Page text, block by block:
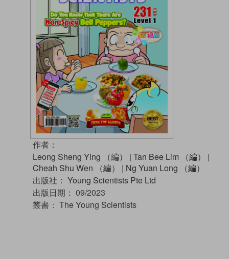
作者：
Leong Sheng Ying （編）
| Tan Bee Lim （編）
|
Cheah Shu Wen （編）
| Ng Yuan Long （編）
出版社： Young Scientists Pte Ltd
出版日期： 09/2023
叢書： The Young Scientists